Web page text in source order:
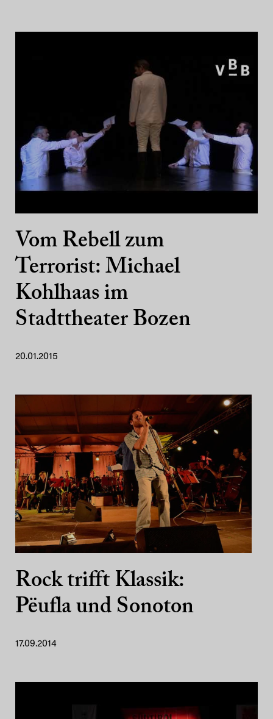
Vom Rebell zum
Terrorist: Michael
Kohlhaas im
Stadttheater Bozen
20.01.2015
Rock trifft Klassik:
Pëufla und Sonoton
17.09.2014